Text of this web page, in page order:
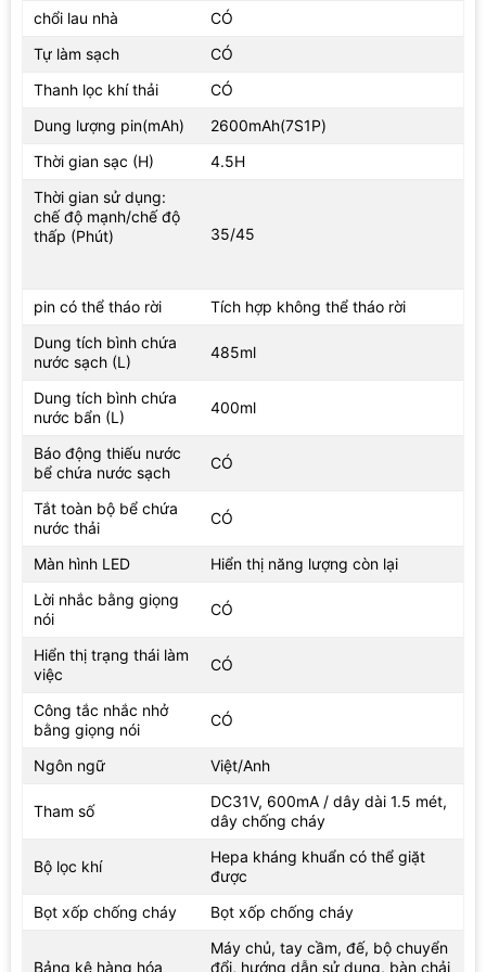
tốn nhiều công sức cho việc nhún chổi lau vào nước để làm ướt
đơn giản là thêm nước sạch trước khi hút và đổ nước thải ra sau
khi hút, vô cùng đơn giản và tiện lợi.
Sản phẩm bao gồm 4 chức năng làm sạch, thay thế các loại chổi
nhà, mọi công việc làm sạch sàn nhà đều được tự động hóa với
các chức năng nổi bật, cụ thể như sau: chức năng quét sàn nhà,
chức năng lau nhà khô và ướt, cơ chế tự làm sạch bằng đế sạc…
Tích hợp thiết kế màn hình LED vô cùng tinh tế và hiện đại được
thể giúp người dùng quan sát và điều chỉnh các chức năng của
máy một cách dễ dàng và thuận tiện nhất, chẳng hạn như: Chức
năng hiển thị năng lượng còn lại của pin, chế độ hoạt động của
kiểm soát và sử dụng máy một cách dễ dàng.
chổi lau nhà
CÓ
Tự làm sạch
CÓ
Thanh lọc khí thải
CÓ
Dung lượng pin(mAh)
2600mAh(7S1P)
Thời gian sạc (H)
4.5H
Thời gian sử dụng:
chế độ mạnh/chế độ
thấp (Phút)
35/45
pin có thể tháo rời
Tích hợp không thể tháo rời
Dung tích bình chứa
nước sạch (L)
485ml
Dung tích bình chứa
nước bẩn (L)
400ml
Báo động thiếu nước
bể chứa nước sạch
CÓ
Tắt toàn bộ bể chứa
nước thải
CÓ
Màn hình LED
Hiển thị năng lượng còn lại
Lời nhắc bằng giọng
nói
CÓ
Hiển thị trạng thái làm
việc
CÓ
Công tắc nhắc nhở
bằng giọng nói
CÓ
Ngôn ngữ Việt/Anh
Tham số
DC31V, 600mA / dây dài 1.5 mét,
dây chống cháy
Bộ lọc khí
Hepa kháng khuẩn có thể giặt
được
Bọt xốp chống cháy
Bọt xốp chống cháy
Bảng kê hàng hóa
Máy chủ, tay cầm, đế, bộ chuyển
đổi, hướng dẫn sử dụng, bàn chải